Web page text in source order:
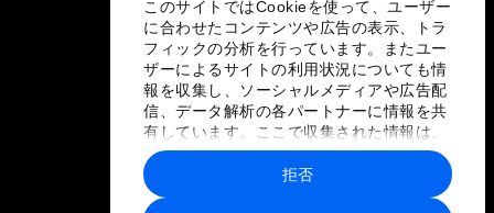
このサイトではCookieを使って、ユーザー
に合わせたコンテンツや広告の表示、トラ
フィックの分析を行っています。またユー
ザーによるサイトの利用状況についても情
報を収集し、ソーシャルメディアや広告配
信、データ解析の各パートナーに情報を共
有しています。ここで収集された情報は、
ユーザーが各パートナーに提供した他の情
報や各パートナーのサービスを使用した際
に収集された情報と組み合わされ、各パー
拒否